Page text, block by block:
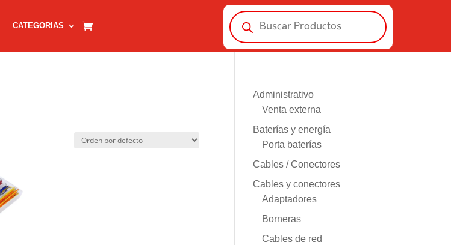
CATEGORIAS
Búsqueda
de
productos
Administrativo
Venta externa
Baterías y energía
Porta baterías
Cables / Conectores
Cables y conectores
Adaptadores
Borneras
Cables de red